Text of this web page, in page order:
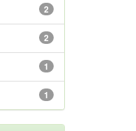
2
2
1
1